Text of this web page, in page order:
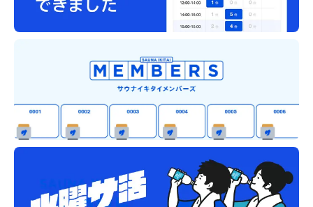
赤パンチ＝ピリ辛のもつ煮とメンマを和えた感じのも